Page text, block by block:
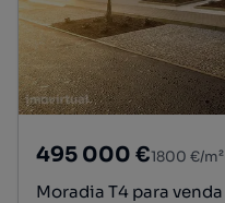
495 000 €1800 €/m²
Moradia T4 para venda